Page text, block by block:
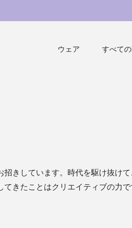
すべて
ウェア
きしています。時代を駆け抜け
きたことはクリエイティブの力